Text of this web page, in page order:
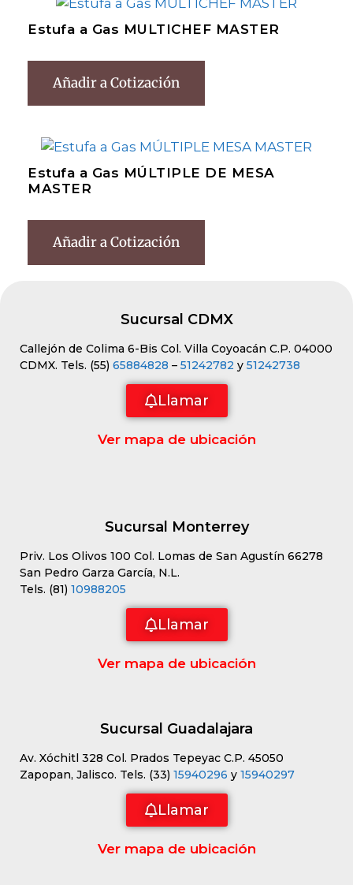
Estufa a Gas MULTICHEF MASTER
Añadir a Cotización
Estufa a Gas MÚLTIPLE DE MESA
MASTER
Añadir a Cotización
Sucursal CDMX
Callejón de Colima 6-Bis Col. Villa Coyoacán C.P. 04000
CDMX. Tels. (55) 65884828 – 51242782 y 51242738
Llamar
Ver mapa de ubicación
Sucursal Monterrey
Priv. Los Olivos 100 Col. Lomas de San Agustín 66278
San Pedro Garza García, N.L.
Tels. (81) 10988205
Llamar
Ver mapa de ubicación
Sucursal Guadalajara
Av. Xóchitl 328 Col. Prados Tepeyac C.P. 45050
Zapopan, Jalisco. Tels. (33) 15940296 y 15940297
Llamar
Ver mapa de ubicación